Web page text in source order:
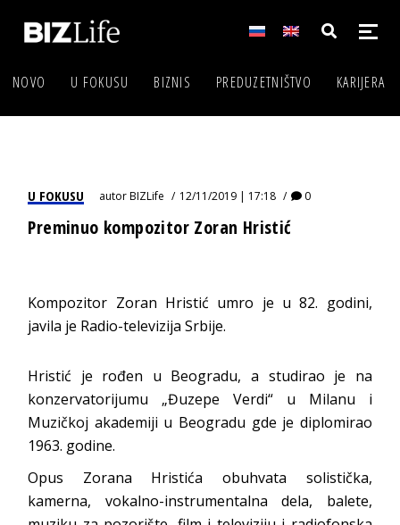
NOVO U FOKUSU BIZNIS PREDUZETNIŠTVO KARIJERA
U FOKUSU autorBIZLife 12/11/2019 | 17:18 0
Preminuo kompozitor Zoran Hristić
Kompozitor Zoran Hristić umro je u 82. godini,
javila je Radio-televizija Srbije.
Hristić je rođen u Beogradu, a studirao je na
konzervatorijumu „Đuzepe Verdi“ u Milanu i
Muzičkoj akademiji u Beogradu gde je diplomirao
1963. godine.
Opus Zorana Hristića obuhvata solistička,
kamerna, vokalno-instrumentalna dela, balete,